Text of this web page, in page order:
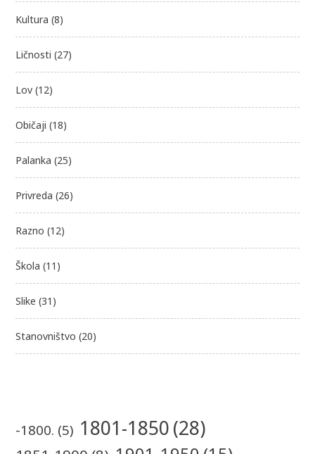
Kultura (8)
Ličnosti (27)
Lov (12)
Običaji (18)
Palanka (25)
Privreda (26)
Razno (12)
Škola (11)
Slike (31)
Stanovništvo (20)
-1800. (5) 1801-1850(28)